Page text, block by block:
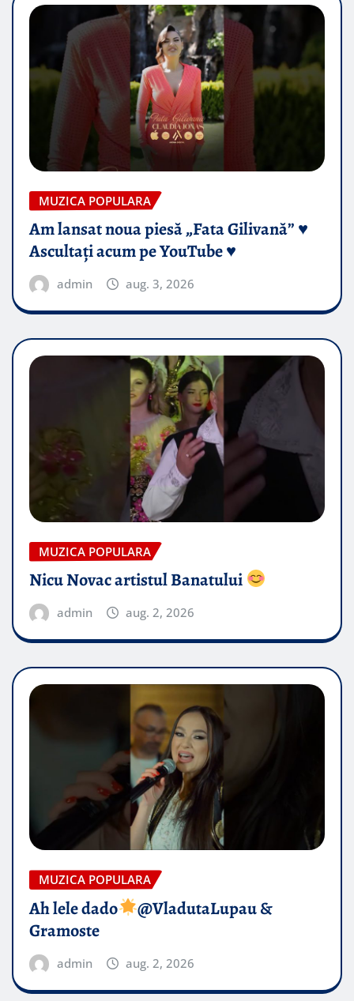
MUZICA POPULARA
Am lansat noua piesă „Fata Gilivană” ♥️
Ascultați acum pe YouTube ♥️
admin aug. 3, 2026
MUZICA POPULARA
Nicu Novac artistul Banatului
admin aug. 2, 2026
MUZICA POPULARA
Ah lele dado​
@VladutaLupau &
Gramoste
admin aug. 2, 2026